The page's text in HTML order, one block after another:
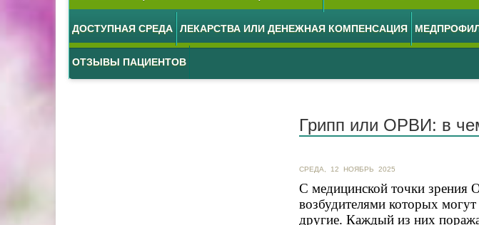
ДОСТУПНАЯ СРЕДА ЛЕКАРСТВА ИЛИ ДЕНЕЖНАЯ КОМПЕНСАЦИЯ
ОТЗЫВЫ ПАЦИЕНТОВ
Грипп или ОРВИ: в
СРЕДА, 12 НОЯБРЬ 2025
С медицинской точки зрения
возбудителями которых
другие. Каждый из них